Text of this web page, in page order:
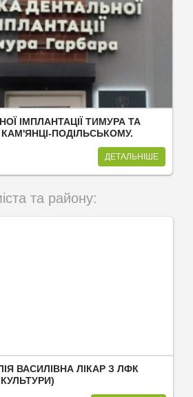
ІМПЛАНТАЦІЇ ТИМУРА ТА
КАМ'ЯНЦІ-ПОДІЛЬСЬКОМУ.
ДЕТАЛЬНІШЕ
та району:
ВАСИЛІВНА ЛІКАР З ЛФК